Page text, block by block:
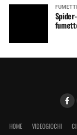
FUMETTI
HOME VIDEOGIOCHI